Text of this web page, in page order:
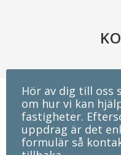
Hör av dig till oss
om hur vi kan
fastigheter.
uppdrag är det
formulär så